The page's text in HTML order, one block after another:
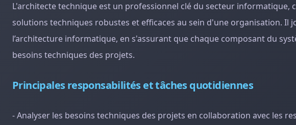
L'architecte technique est un professionnel clé du secteur informatique,
solutions techniques robustes et efficaces au sein d'une organisation. Il
l’architecture informatique, en s'assurant que chaque composant du
besoins techniques des projets.
Principales responsabilités et tâches quotidiennes
- Analyser les besoins techniques des projets en collaboration avec les